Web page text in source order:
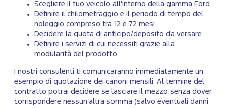
Scegliere il tuo veicolo all'interno della gamma Ford
Definire il chilometraggio e il periodo di tempo del
noleggio compreso tra 12 e 72 mesi
Decidere la quota di anticipo/deposito da versare
Definire i servizi di cui necessiti grazie alla
modularità del prodotto
I nostri consulenti ti comunicaranno immediatamente un
esempio di quotazione dei canoni mensili. Al termine del
contratto potrai decidere se lasciare il mezzo senza dover
corrispondere nessun’altra somma (salvo eventuali danni